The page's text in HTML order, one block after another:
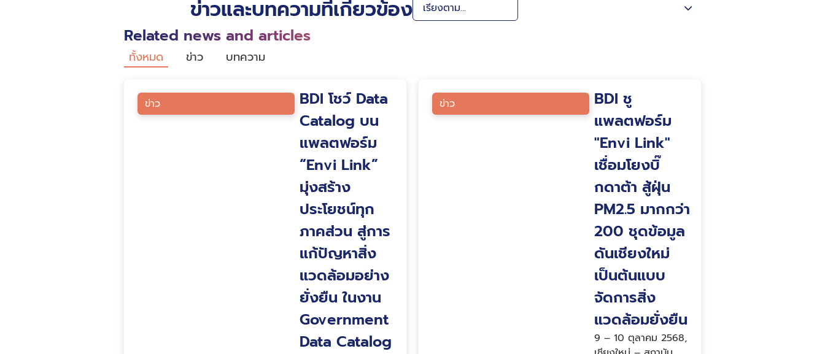
ข่าวและบทความที่เกี่ยวข้อง
Related news and articles
ทั้งหมด ข่าว บทความ
ข่าว
BDI โชว์ Data
Catalog บน
แพลตฟอร์ม
“Envi Link”
มุ่งสร้าง
ประโยชน์ทุก
ภาคส่วน สู่การ
แก้ปัญหาสิ่ง
แวดล้อมอย่าง
ยั่งยืน ในงาน
Government
Data Catalog
ข่าว
BDI ชู
แพลตฟอร์ม
"Envi Link"
เชื่อมโยงบิ๊
กดาต้า สู้ฝุ่น
PM2.5 มากกว่า
200 ชุดข้อมูล
ดันเชียงใหม่
เป็นต้นแบบ
จัดการสิ่ง
แวดล้อมยั่งยืน
9 – 10 ตุลาคม 2568,